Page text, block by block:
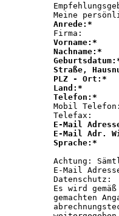
Anrede:*
Vorname:*
Nachname:*
Straße,
PLZ - Ort:*
Land:*
Telefon:*
Mobil Telefon:
E-Mail
E-Mail Adr.
Sprache:*
Achtung:
E-Mail
Datenschutz:
Es wird
gemachten